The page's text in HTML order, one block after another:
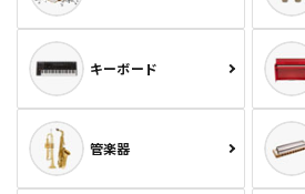
キーボード
管楽器